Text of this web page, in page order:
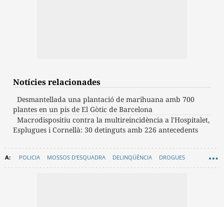
Notícies relacionades
Desmantellada una plantació de marihuana amb 700
plantes en un pis de El Gòtic de Barcelona
Macrodispositiu contra la multireincidència a l'Hospitalet,
Esplugues i Cornellà: 30 detinguts amb 226 antecedents
POLICIA MOSSOS D'ESQUADRA DELINQÜÈNCIA DROGUES